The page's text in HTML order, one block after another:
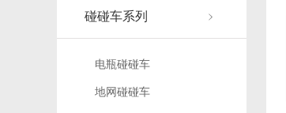
碰碰车系列
电瓶碰碰车
地网碰碰车